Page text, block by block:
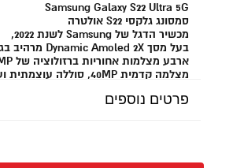
Samsung Galaxy S22 Ultra 5G
סמסונג גלקסי S22 אולטרה
מכשיר הדגל של Samsung לשנת 2022,
בעל מסך Dynamic Amoled 2X מרהיב בגודל 6.8 אינץ',
ארבע מצלמות אחוריות ברזולוציה של 108MP+12MP+10MP+10MP,
מצלמה קדמית 40MP, סוללה עוצמתית ועט S-Pen עם בלוטות'
פרטים נוספים